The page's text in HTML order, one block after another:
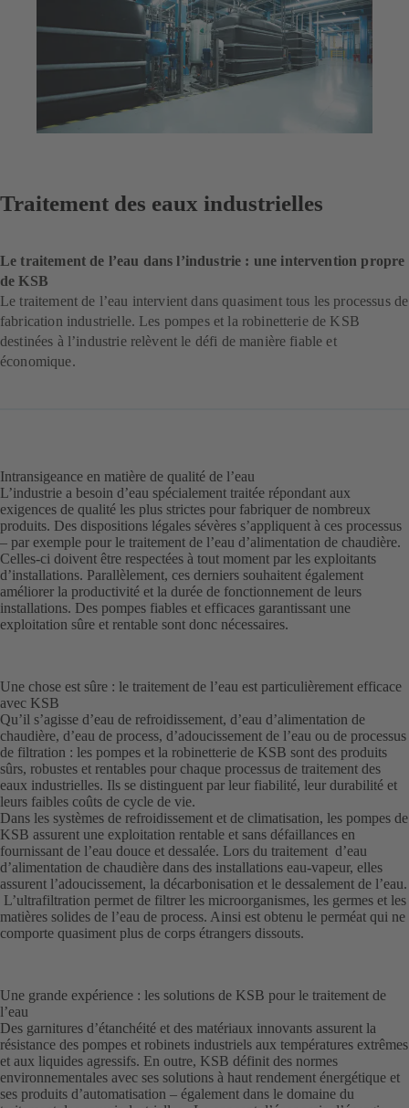
Traitement des eaux industrielles
Le traitement de l’eau dans l’industrie : une intervention propre
de KSB
Le traitement de l’eau intervient dans quasiment tous les processus de
fabrication industrielle. Les pompes et la robinetterie de KSB
destinées à l’industrie relèvent le défi de manière fiable et
économique.
Intransigeance en matière de qualité de l’eau
L’industrie a besoin d’eau spécialement traitée répondant aux
exigences de qualité les plus strictes pour fabriquer de nombreux
produits. Des dispositions légales sévères s’appliquent à ces processus
– par exemple pour le traitement de l’eau d’alimentation de chaudière.
Celles-ci doivent être respectées à tout moment par les exploitants
d’installations. Parallèlement, ces derniers souhaitent également
améliorer la productivité et la durée de fonctionnement de leurs
installations. Des pompes fiables et efficaces garantissant une
exploitation sûre et rentable sont donc nécessaires.
Une chose est sûre : le traitement de l’eau est particulièrement efficace
avec KSB
Qu’il s’agisse d’eau de refroidissement, d’eau d’alimentation de
chaudière, d’eau de process, d’adoucissement de l’eau ou de processus
de filtration : les pompes et la robinetterie de KSB sont des produits
sûrs, robustes et rentables pour chaque processus de traitement des
eaux industrielles. Ils se distinguent par leur fiabilité, leur durabilité et
leurs faibles coûts de cycle de vie.
Dans les systèmes de refroidissement et de climatisation, les pompes de
KSB assurent une exploitation rentable et sans défaillances en
fournissant de l’eau douce et dessalée. Lors du traitement d’eau
d’alimentation de chaudière dans des installations eau-vapeur, elles
assurent l’adoucissement, la décarbonisation et le dessalement de l’eau.
L’ultrafiltration permet de filtrer les microorganismes, les germes et les
matières solides de l’eau de process. Ainsi est obtenu le perméat qui ne
comporte quasiment plus de corps étrangers dissouts.
Une grande expérience : les solutions de KSB pour le traitement de
l’eau
Des garnitures d’étanchéité et des matériaux innovants assurent la
résistance des pompes et robinets industriels aux températures extrêmes
et aux liquides agressifs. En outre, KSB définit des normes
environnementales avec ses solutions à haut rendement énergétique et
ses produits d’automatisation – également dans le domaine du